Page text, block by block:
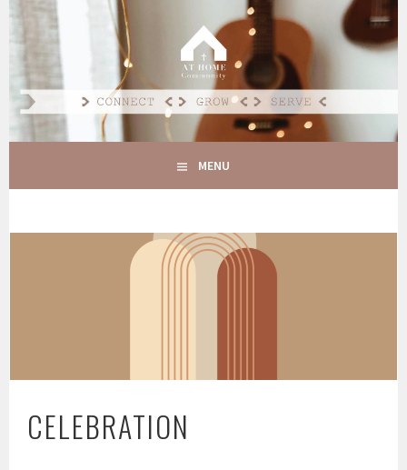
Spring
inhoud
AT HOME COMMUNITY
CONNECT GROW SERVE
MENU
CELEBRATION